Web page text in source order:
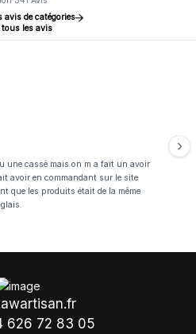
avis de catégories
tous les avis
une cassé mais on m a fait un avoir
avoir en commandant sur le site
que les produits était de la même
626 72 83 05